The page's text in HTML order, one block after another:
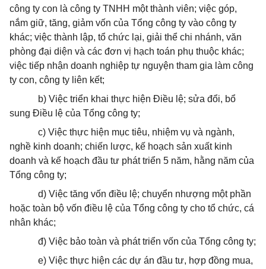
công ty con là công ty TNHH một thành viên; việc góp,
nắm giữ, tăng, giảm vốn của Tổng công ty vào công ty
khác; việc thành lập, tổ chức lại, giải thể chi nhánh, văn
phòng đại diện và các đơn vị hạch toán phụ thuộc khác;
việc tiếp nhận doanh nghiệp tự nguyện tham gia làm công
ty con, công ty liên kết;
b) Việc triển khai thực hiện Điều lệ; sửa đổi, bổ
sung Điều lệ của Tổng công ty;
c) Việc thực hiện mục tiêu, nhiệm vụ và ngành,
nghề kinh doanh; chiến lược, kế hoạch sản xuất kinh
doanh và kế hoạch đầu tư phát triển 5 năm, hằng năm của
Tổng công ty;
d) Việc tăng vốn điều lệ; chuyển nhượng một phần
hoặc toàn bộ vốn điều lệ của Tổng công ty cho tổ chức, cá
nhân khác;
đ) Việc bảo toàn và phát triển vốn của Tổng công ty;
e) Việc thực hiện các dự án đầu tư, hợp đồng mua,